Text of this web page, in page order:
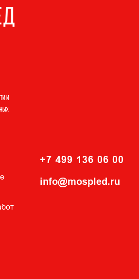
и
+7 499 136 06 00
info@mospled.ru